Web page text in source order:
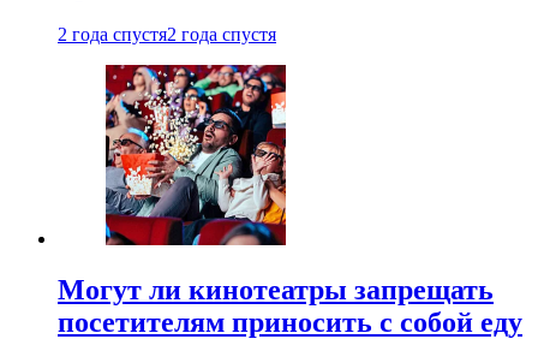
2 года спустя2 года спустя
Могут ли кинотеатры запрещать
посетителям приносить с собой еду